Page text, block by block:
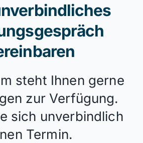
steht Ihnen gerne
zur Verfügung.
sich unverbindlich
Termin.